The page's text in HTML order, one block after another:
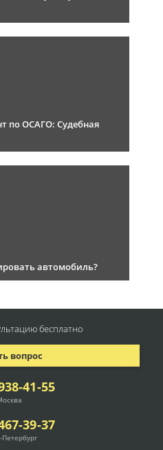
по ОСАГО: Судебная
автомобиль?
41-55
39-37
Петербург
вопрос
бесплатно